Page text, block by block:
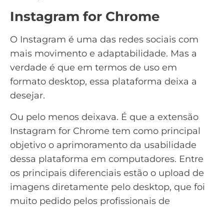
Instagram for Chrome
O Instagram é uma das redes sociais com
mais movimento e adaptabilidade. Mas a
verdade é que em termos de uso em
formato desktop, essa plataforma deixa a
desejar.
Ou pelo menos deixava. É que a extensão
Instagram for Chrome tem como principal
objetivo o aprimoramento da usabilidade
dessa plataforma em computadores. Entre
os principais diferenciais estão o upload de
imagens diretamente pelo desktop, que foi
muito pedido pelos profissionais de